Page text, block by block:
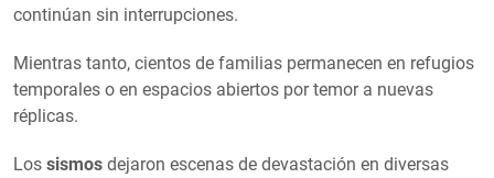
continúan sin interrupciones.
Mientras tanto, cientos de familias permanecen en refugios
temporales o en espacios abiertos por temor a nuevas
réplicas.
Los sismos dejaron escenas de devastación en diversas